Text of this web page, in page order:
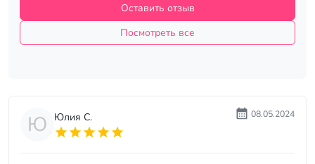
Ю Юлия С. 08.05.2024
Оставить отзыв
Посмотреть все